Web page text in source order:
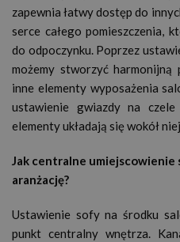
zapewnia łatwy dostęp do
serce całego pomieszczenia,
do odpoczynku. Poprzez
możemy stworzyć
inne elementy wyposażenia
ustawienie gwiazdy na
elementy układają się wokół
Jak centralne umiejscowienie
aranżację?
Ustawienie sofy na środku
punkt centralny wnętrza.